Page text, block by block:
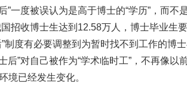
”一度被误认为是高于博士的“学历”，而不
招收博士生达到12.58万人，博士毕业生
制度有必要调整到为暂时找不到工作的博
后”对自己被作为“学术临时工”，不再像以
境已经发生变化。